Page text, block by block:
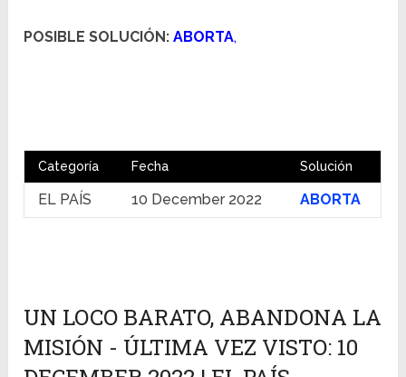
POSIBLE SOLUCIÓN: ABORTA,
Categoría Fecha Solución
EL PAÍS 10 December 2022 ABORTA
UN LOCO BARATO, ABANDONA LA
MISIÓN - ÚLTIMA VEZ VISTO: 10